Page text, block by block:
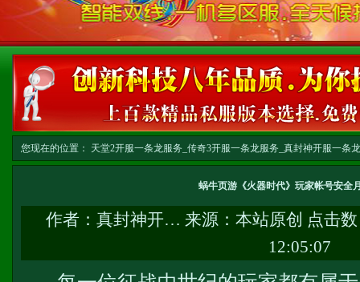
您现在的位置： 天堂2开服一条龙服务_传奇3开服一条龙服务_真封神开服一条
蜗牛页游《火器时代》玩家帐号安全
作者： 真封神开… 来源：本站原创 点击
12:05:07